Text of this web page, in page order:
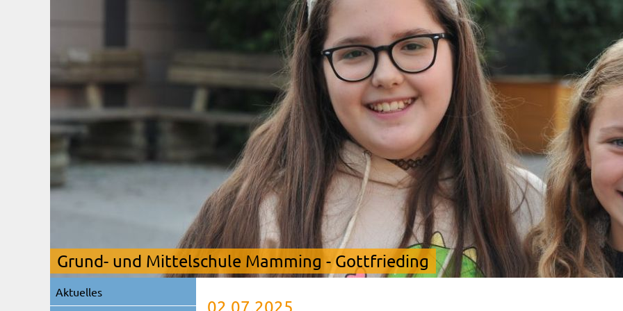
Grund- und Mittelschule Mamming - Gottfrieding
02.07.2025
Navigation
überspringen
Aktuelles